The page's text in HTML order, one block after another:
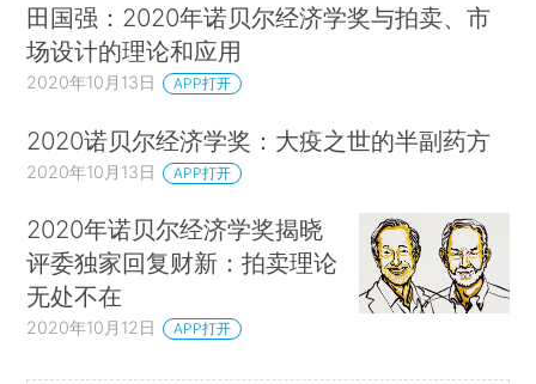
田国强：2020年诺贝尔经济学奖与拍卖、市
场设计的理论和应用
2020年10月13日 APP打开
2020诺贝尔经济学奖：大疫之世的半副药方
2020年10月13日 APP打开
2020年诺贝尔经济学奖揭晓
评委独家回复财新：拍卖理论
无处不在
2020年10月12日 APP打开